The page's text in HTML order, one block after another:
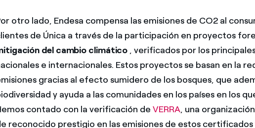
otro lado, Endesa compensa las emisiones de CO2 al
de Única a través de la participación en proyectos
del cambio climático , verificados por los
e internacionales. Estos proyectos se basan en la
gracias al efecto sumidero de los bosques, que
y ayuda a las comunidades en los países en los
contado con la verificación deVERRA, una
reconocido prestigio en las emisiones de estos certificados